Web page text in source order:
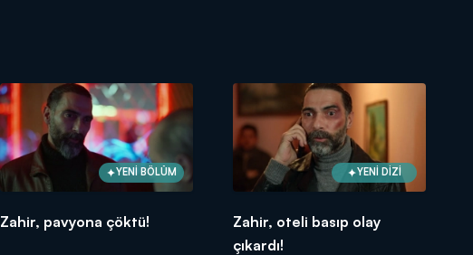
YENİ BÖLÜM
Zahir, pavyona çöktü!
YENİ DİZİ
Zahir, oteli basıp olay
çıkardı!